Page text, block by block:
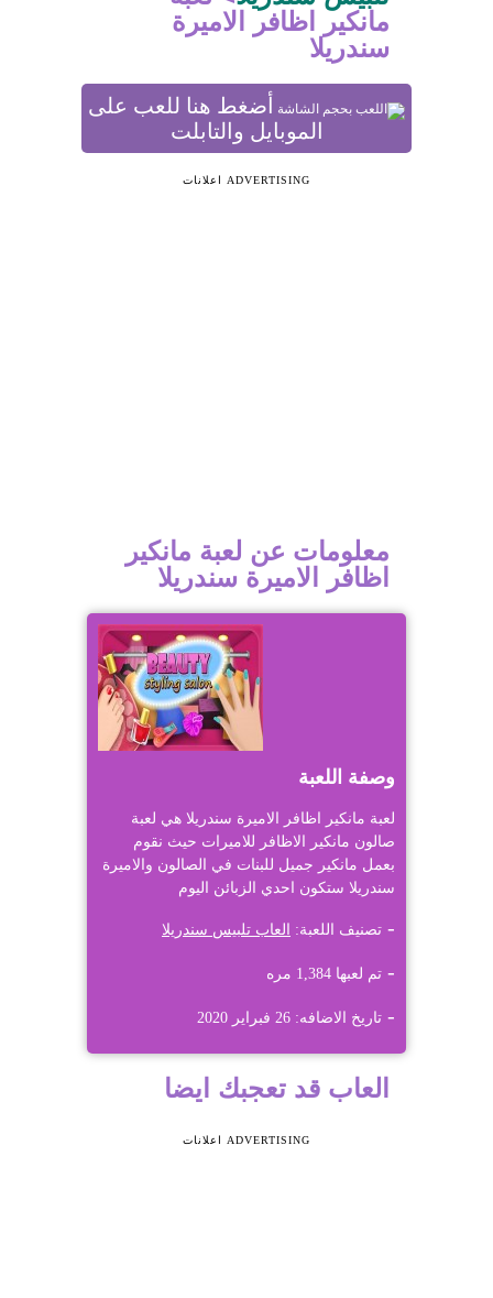
مانكير اظافر الاميرة
سندريلا
أضغط هنا للعب على
الموبايل والتابلت
ADVERTISING اعلانات
معلومات عن لعبة مانكير
اظافر الاميرة سندريلا
وصفة اللعبة
لعبة مانكير اظافر الاميرة سندريلا هي لعبة
صالون مانكير الاظافر للاميرات حيث نقوم
بعمل مانكير جميل للبنات في الصالون والاميرة
سندريلا ستكون احدي الزبائن اليوم
تصنيف اللعبة: العاب تلبيس سندريلا
تم لعبها 1,384 مره
تاريخ الاضافه: 26 فبراير 2020
العاب قد تعجبك ايضا
ADVERTISING اعلانات